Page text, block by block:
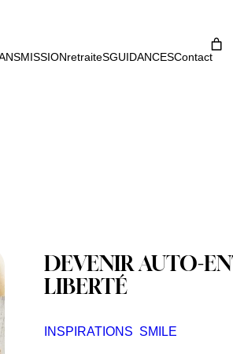
retraiteSGUIDANCESContact
DEVENIR AUTO-
LIBERTÉ
INSPIRATIONS SMILE